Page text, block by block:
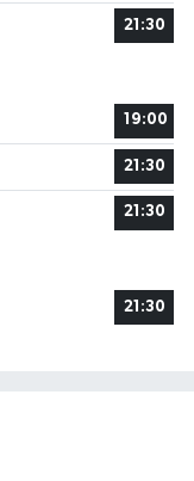
21:30
19:00
21:30
21:30
21:30